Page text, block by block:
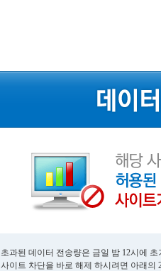
초과된 데이터 전송량은 금일 밤 12시에
사이트 차단을 바로 해제 하시려면 아래의